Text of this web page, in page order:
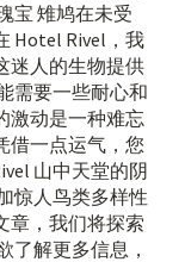
宝 雉鸠在未受
Hotel Rivel，我
迷人的生物提供
需要一些耐心和
激动是一种难忘
借一点运气，您
山中天堂的阴
惊人鸟类多样性
章，我们将探索
了解更多信息，